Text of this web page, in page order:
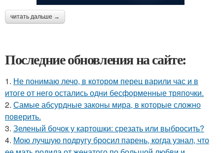
читать дальше →
Последние обновления на сайте:
1. Не понимаю лечо, в котором перец варили час и в
итоге от него остались одни бесформенные тряпочки.
2. Самые абсурдные законы мира, в которые сложно
поверить.
3. Зеленый бочок у картошки: срезать или выбросить?
4. Мою лучшую подругу бросил парень, когда узнал, что